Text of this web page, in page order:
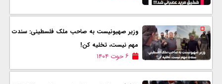
وزیر صهیونیست به صاحب ملک فلسطینی: سندت
مهم نیست، تخلیه کن!
۶ حوت ۱۴۰۴